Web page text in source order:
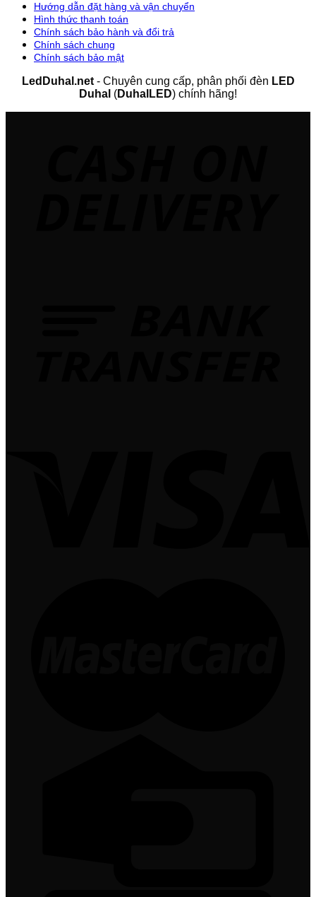
Hướng dẫn đặt hàng và vận chuyển
Hình thức thanh toán
Chính sách bảo hành và đổi trả
Chính sách chung
Chính sách bảo mật
LedDuhal.net- Chuyên cung cấp, phân phối đèn LED
Duhal (DuhalLED) chính hãng!